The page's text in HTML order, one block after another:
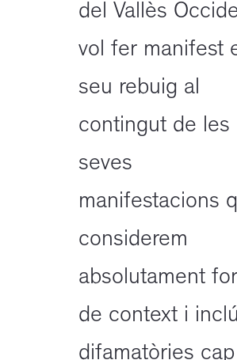
del Vallès
vol fer manifest
seu rebuig al
contingut de les
seves
manifestacions
considerem
absolutament
de context i
difamatòries